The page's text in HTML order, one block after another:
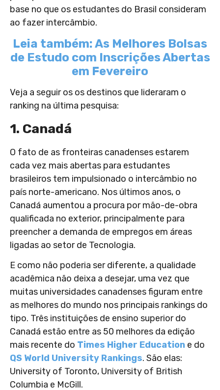
base no que os estudantes do Brasil consideram
ao fazer intercâmbio.
Leia também: As Melhores Bolsas
de Estudo com Inscrições Abertas
em Fevereiro
Veja a seguir os os destinos que lideraram o
ranking na última pesquisa:
1. Canadá
O fato de as fronteiras canadenses estarem
cada vez mais abertas para estudantes
brasileiros tem impulsionado o intercâmbio no
país norte-americano. Nos últimos anos, o
Canadá aumentou a procura por mão-de-obra
qualificada no exterior, principalmente para
preencher a demanda de empregos em áreas
ligadas ao setor de Tecnologia.
E como não poderia ser diferente, a qualidade
acadêmica não deixa a desejar, uma vez que
muitas universidades canadenses figuram entre
as melhores do mundo nos principais rankings do
tipo. Três instituições de ensino superior do
Canadá estão entre as 50 melhores da edição
mais recente do Times Higher Education e do
QS World University Rankings. São elas:
University of Toronto, University of British
Columbia e McGill.